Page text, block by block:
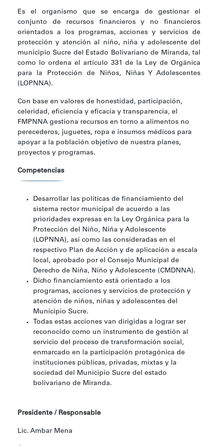
Es el organismo que se encarga de gestionar el
conjunto de recursos financieros y no financieros
orientados a los programas, acciones y servicios de
protección y atención al niño, niña y adolescente del
municipio Sucre del Estado Bolivariano de Miranda, tal
como lo ordena el artículo 331 de la Ley de Orgánica
para la Protección de Niños, Niñas Y Adolescentes
(LOPNNA).
Con base en valores de honestidad, participación,
celeridad, eficiencia y eficacia y transparencia, el
FMPNNA gestiona recursos en torno a alimentos no
perecederos, juguetes, ropa e insumos médicos para
apoyar a la población objetivo de nuestra planes,
proyectos y programas.
Competencias
Desarrollar las políticas de financiamiento del
sistema rector municipal de acuerdo a las
prioridades expresas en la Ley Orgánica para la
Protección del Niño, Niña y Adolescente
(LOPNNA), así como las consideradas en el
respectivo Plan de Acción y de aplicación a escala
local, aprobado por el Consejo Municipal de
Derecho de Niña, Niño y Adolescente (CMDNNA).
Dicho financiamiento está orientado a los
programas, acciones y servicios de protección y
atención de niños, niñas y adolescentes del
Municipio Sucre.
Todas estas acciones van dirigidas a lograr ser
reconocido como un instrumento de gestión al
servicio del proceso de transformación social,
enmarcado en la participación protagónica de
instituciones públicas, privadas, mixtas y la
sociedad del Municipio Sucre del estado
bolivariano de Miranda.
Presidente / Responsable
Lic. Ambar Mena